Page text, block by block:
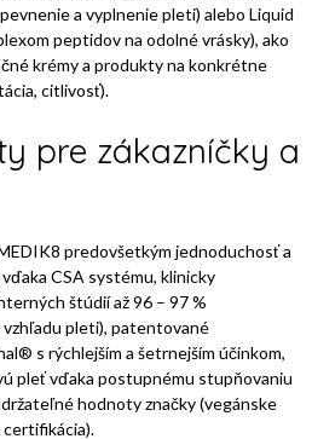
a vyplnenie pleti) alebo Liquid
peptidov na odolné vrásky), ako
krémy a produkty na konkrétne
citlivosť).
pre zákazníčky a
predovšetkým jednoduchosť a
CSA systému, klinicky
štúdií až 96 – 97 %
pleti), patentované
s rýchlejším a šetrnejším účinkom,
pleť vďaka postupnému stupňovaniu
hodnoty značky (vegánske